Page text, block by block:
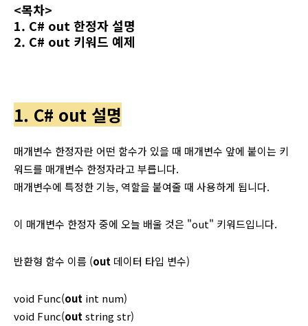
<목차>
1. C# out 한정자 설명
2. C# out 키워드 예제
1. C# out 설명
매개변수 한정자란 어떤 함수가 있을 때 매개변수 앞에 붙이는 키
워드를 매개변수 한정자라고 부릅니다.
매개변수에 특정한 기능, 역할을 붙여줄 때 사용하게 됩니다.
이 매개변수 한정자 중에 오늘 배울 것은 "out" 키워드입니다.
반환형 함수 이름 (out 데이터 타입 변수)
void Func(out int num)
void Func(out string str)